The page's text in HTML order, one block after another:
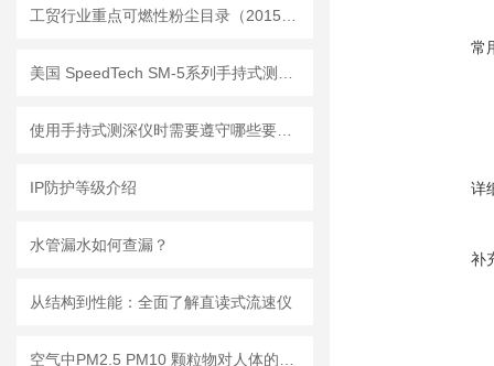
IP防护等级介绍
水管漏水如何查漏？
从结构到性能：全面了解直读式流速仪
常
详
补